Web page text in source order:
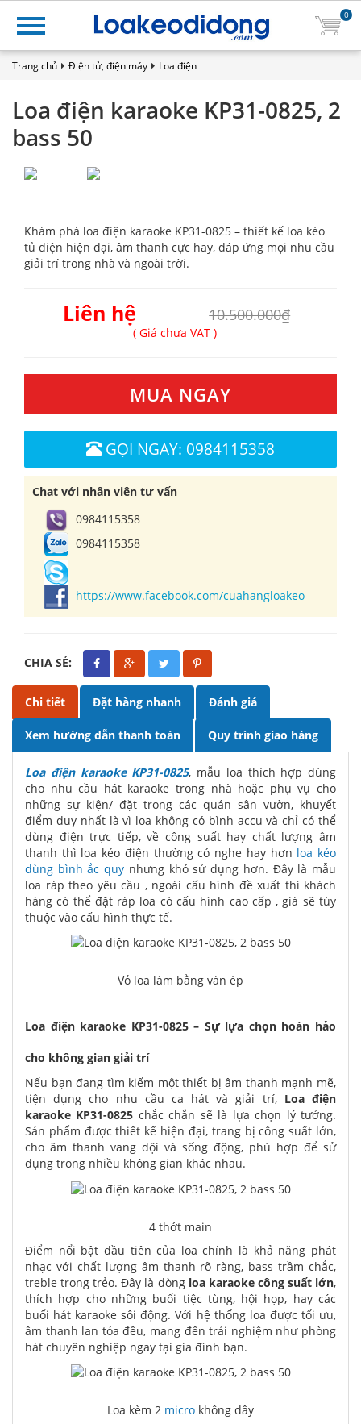
0
Trang chủ Điện tử, điện máy Loa điện
Loa điện karaoke KP31-0825, 2
bass 50
Khám phá loa điện karaoke KP31-0825 – thiết kế loa kéo
tủ điện hiện đại, âm thanh cực hay, đáp ứng mọi nhu cầu
giải trí trong nhà và ngoài trời.
Liên hệ 10.500.000₫
( Giá chưa VAT )
MUA NGAY
GỌI NGAY: 0984115358
Chat với nhân viên tư vấn
0984115358
0984115358
https://www.facebook.com/cuahangloakeo
CHIA SẺ:
Chi tiết Đặt hàng nhanh Đánh giá
Xem hướng dẫn thanh toán Quy trình giao hàng
Loa điện karaoke KP31-0825, mẫu loa thích hợp dùng
cho nhu cầu hát karaoke trong nhà hoặc phụ vụ cho
những sự kiện/ đặt trong các quán sân vườn, khuyết
điểm duy nhất là vì loa không có bình accu và chỉ có thể
dùng điện trực tiếp, về công suất hay chất lượng âm
thanh thì loa kéo điện thường có nghe hay hơn loa kéo
dùng bình ắc quy nhưng khó sử dụng hơn. Đây là mẫu
loa ráp theo yêu cầu , ngoài cấu hình đề xuất thì khách
hàng có thể đặt ráp loa có cấu hình cao cấp , giá sẽ tùy
thuộc vào cấu hình thực tế.
Vỏ loa làm bằng ván ép
Loa điện karaoke KP31-0825 – Sự lựa chọn hoàn hảo
cho không gian giải trí
Nếu bạn đang tìm kiếm một thiết bị âm thanh mạnh mẽ,
tiện dụng cho nhu cầu ca hát và giải trí, Loa điện
karaoke KP31-0825 chắc chắn sẽ là lựa chọn lý tưởng.
Sản phẩm được thiết kế hiện đại, trang bị công suất lớn,
cho âm thanh vang dội và sống động, phù hợp để sử
dụng trong nhiều không gian khác nhau.
4 thớt main
Điểm nổi bật đầu tiên của loa chính là khả năng phát
nhạc với chất lượng âm thanh rõ ràng, bass trầm chắc,
treble trong trẻo. Đây là dòng loa karaoke công suất lớn,
thích hợp cho những buổi tiệc tùng, hội họp, hay các
buổi hát karaoke sôi động. Với hệ thống loa được tối ưu,
âm thanh lan tỏa đều, mang đến trải nghiệm như phòng
hát chuyên nghiệp ngay tại gia đình bạn.
Loa kèm 2 micro không dây